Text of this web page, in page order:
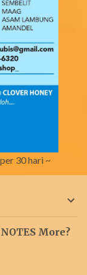
30 hari ~
More?